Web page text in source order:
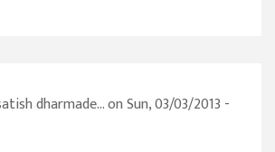
dharmade...on Sun, 03/03/2013 -